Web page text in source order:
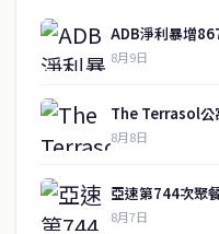
ADB淨利暴增
8月9日
The Terrasol公
8月8日
亞速第744次聚
8月7日